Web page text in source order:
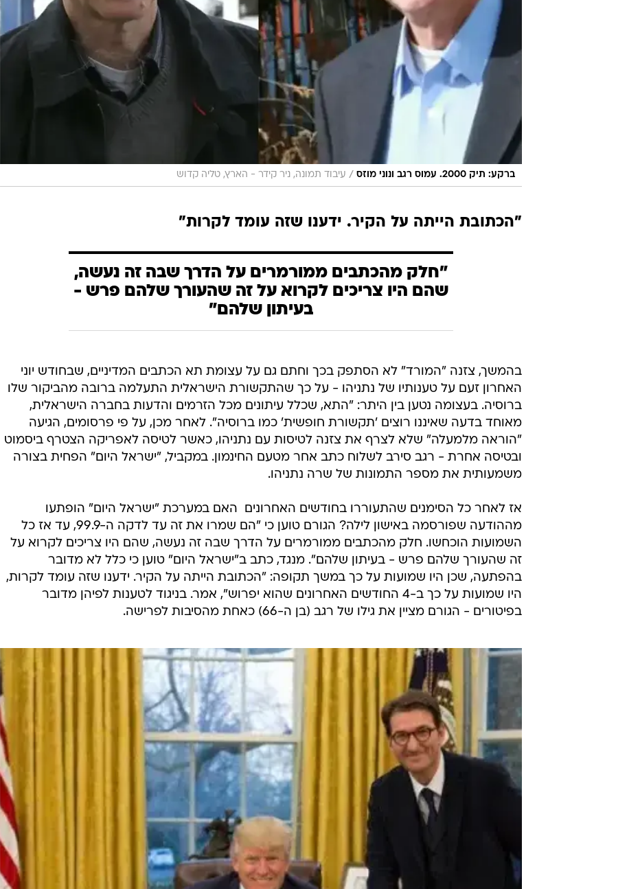
ברקע: תיק 2000. עמוס רגב ונוני מוזס / עיבוד תמונה, ניר קידר - הארץ, טליה קדוש
"הכתובת הייתה על הקיר. ידענו שזה עומד לקרות"
"חלק מהכתבים ממורמרים על הדרך שבה זה נעשה,
שהם היו צריכים לקרוא על זה שהעורך שלהם פרש -
בעיתון שלהם"
בהמשך, צזנה "המורד" לא הסתפק בכך וחתם גם על עצומת תא הכתבים המדיניים, שבחודש יוני
האחרון זעם על טענותיו של נתניהו - על כך שהתקשורת הישראלית התעלמה ברובה מהביקור שלו
ברוסיה. בעצומה נטען בין היתר: "התא, שכלל עיתונים מכל הזרמים והדעות בחברה הישראלית,
מאוחד בדעה שאיננו רוצים 'תקשורת חופשית' כמו ברוסיה". לאחר מכן, על פי פרסומים, הגיעה
"הוראה מלמעלה" שלא לצרף את צזנה לטיסות עם נתניהו, כאשר לטיסה לאפריקה הצטרף ביסמוט
ובטיסה אחרת - רגב סירב לשלוח כתב אחר מטעם החינמון. במקביל, "ישראל היום" הפחית בצורה
משמעותית את מספר התמונות של שרה נתניהו.
אז לאחר כל הסימנים שהתעוררו בחודשים האחרונים  האם במערכת "ישראל היום" הופתעו
מההודעה שפורסמה באישון לילה? הגורם טוען כי "הם שמרו את זה עד לדקה ה-99.9, עד אז כל
השמועות הוכחשו. חלק מהכתבים ממורמרים על הדרך שבה זה נעשה, שהם היו צריכים לקרוא על
זה שהעורך שלהם פרש - בעיתון שלהם". מנגד, כתב ב"ישראל היום" טוען כי כלל לא מדובר
בהפתעה, שכן היו שמועות על כך במשך תקופה: "הכתובת הייתה על הקיר. ידענו שזה עומד לקרות,
היו שמועות על כך ב-4 החודשים האחרונים שהוא יפרוש", אמר. בניגוד לטענות לפיהן מדובר
בפיטורים - הגורם מציין את גילו של רגב (בן ה-66) כאחת מהסיבות לפרישה.